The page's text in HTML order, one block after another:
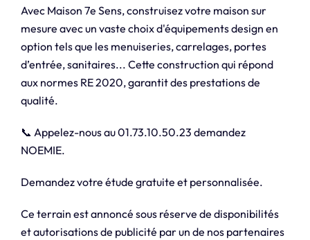
Avec Maison 7e Sens, construisez votre maison sur
mesure avec un vaste choix d'équipements design en
option tels que les menuiseries, carrelages, portes
d’entrée, sanitaires... Cette construction qui répond
aux normes RE 2020, garantit des prestations de
qualité.
📞 Appelez-nous au 01.73.10.50.23 demandez
NOEMIE.
Demandez votre étude gratuite et personnalisée.
Ce terrain est annoncé sous réserve de disponibilités
et autorisations de publicité par un de nos partenaires